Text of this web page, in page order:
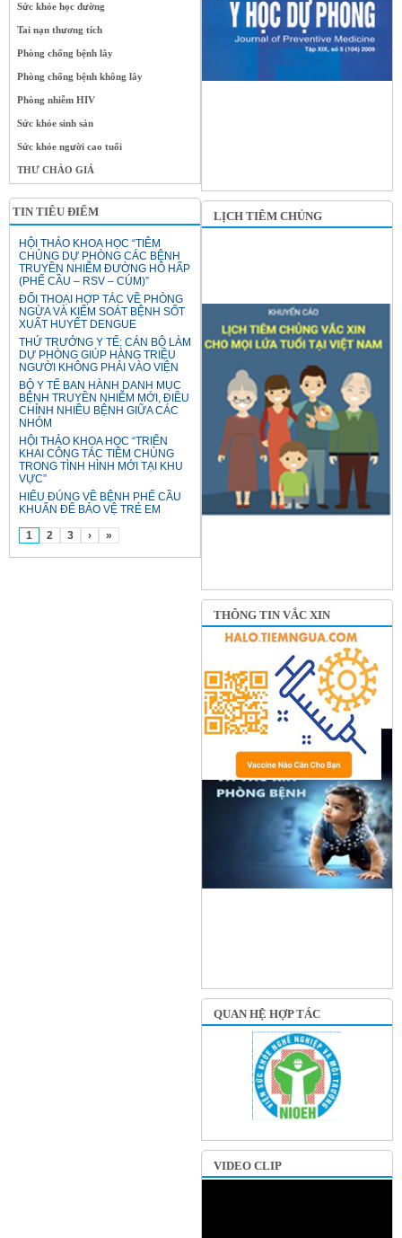
Sức khỏe học đường
Tai nạn thương tích
Phòng chống bệnh lây
Phòng chống bệnh không lây
Phòng nhiễm HIV
Sức khỏe sinh sản
Sức khỏe người cao tuổi
THƯ CHÀO GIÁ
TIN TIÊU ĐIỂM
HỘI THẢO KHOA HỌC “TIÊM
CHỦNG DỰ PHÒNG CÁC BỆNH
TRUYỀN NHIỄM ĐƯỜNG HÔ HẤP
(PHẾ CẦU – RSV – CÚM)”
ĐỐI THOẠI HỢP TÁC VỀ PHÒNG
NGỪA VÀ KIỂM SOÁT BỆNH SỐT
XUẤT HUYẾT DENGUE
THỨ TRƯỞNG Y TẾ: CÁN BỘ LÀM
DỰ PHÒNG GIÚP HÀNG TRIỆU
NGƯỜI KHÔNG PHẢI VÀO VIỆN
BỘ Y TẾ BAN HÀNH DANH MỤC
BỆNH TRUYỀN NHIỄM MỚI, ĐIỀU
CHỈNH NHIỀU BỆNH GIỮA CÁC
NHÓM
HỘI THẢO KHOA HỌC “TRIỂN
KHAI CÔNG TÁC TIÊM CHỦNG
TRONG TÌNH HÌNH MỚI TẠI KHU
VỰC”
HIỂU ĐÚNG VỀ BỆNH PHẾ CẦU
KHUẨN ĐỂ BẢO VỆ TRẺ EM
1 2 3 › »
LỊCH TIÊM CHỦNG
THÔNG TIN VẮC XIN
QUAN HỆ HỢP TÁC
VIDEO CLIP